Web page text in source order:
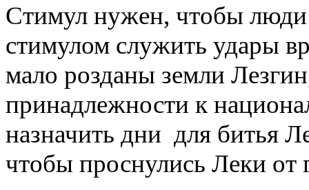
Стимул нужен, чтобы люди
стимулом служить удары
мало розданы земли
принадлежности к
назначить дни для битья
чтобы проснулись Леки от